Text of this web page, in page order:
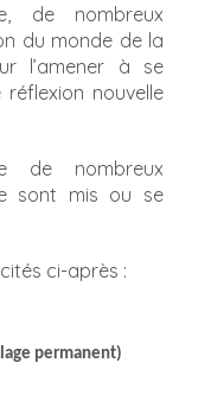
de nombreux
du monde de la
l’amener à se
nouvelle
de nombreux
sont mis ou se
ci-après :
permanent)